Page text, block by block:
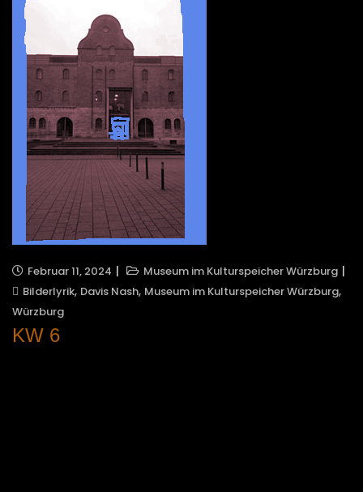
Februar 11, 2024
Museum im Kulturspeicher Würzburg
Bilderlyrik, Davis Nash, Museum im Kulturspeicher Würzburg,
Würzburg
KW 6